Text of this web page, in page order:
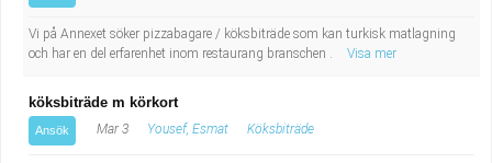
Vi på Annexet söker pizzabagare / köksbiträde som kan turkisk matlagning
och har en del erfarenhet inom restaurang branschen .
Visa mer
köksbiträde m körkort
Ansök Mar 3 Yousef, Esmat Köksbiträde